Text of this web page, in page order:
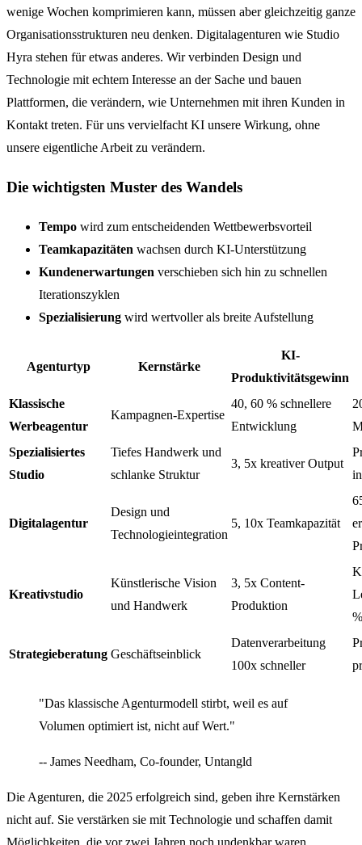
wenige Wochen komprimieren kann, müssen aber gleichzeitig ganze
Organisationsstrukturen neu denken. Digitalagenturen wie Studio
Hyra stehen für etwas anderes. Wir verbinden Design und
Technologie mit echtem Interesse an der Sache und bauen
Plattformen, die verändern, wie Unternehmen mit ihren Kunden in
Kontakt treten. Für uns vervielfacht KI unsere Wirkung, ohne
unsere eigentliche Arbeit zu verändern.
Die wichtigsten Muster des Wandels
Tempo wird zum entscheidenden Wettbewerbsvorteil
Teamkapazitäten wachsen durch KI-Unterstützung
Kundenerwartungen verschieben sich hin zu schnellen
Iterationszyklen
Spezialisierung wird wertvoller als breite Aufstellung
Agenturtyp Kernstärke
KI-
Produktivitätsgewinn
Klassische
Werbeagentur
Kampagnen-Expertise
40, 60 % schnellere
Entwicklung
Spezialisiertes
Studio
Tiefes Handwerk und
schlanke Struktur
3, 5x kreativer Output
Digitalagentur
Design und
Technologieintegration
5, 10x Teamkapazität
Kreativstudio
Künstlerische Vision
und Handwerk
3, 5x Content-
Produktion
Strategieberatung Geschäftseinblick
Datenverarbeitung
100x schneller
"Das klassische Agenturmodell stirbt, weil es auf
Volumen optimiert ist, nicht auf Wert."
-- James Needham, Co-founder, Untangld
Die Agenturen, die 2025 erfolgreich sind, geben ihre Kernstärken
nicht auf. Sie verstärken sie mit Technologie und schaffen damit
Möglichkeiten, die vor zwei Jahren noch undenkbar waren.